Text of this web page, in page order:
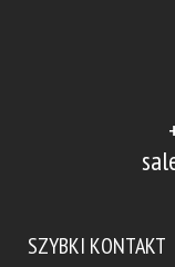
SZYBKI KONTAKT